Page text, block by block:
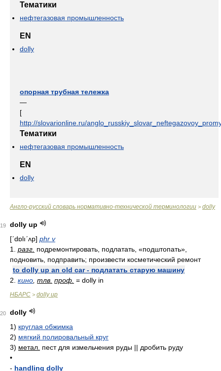
Тематики
нефтегазовая промышленность
EN
dolly
опорная трубная тележка
—
[
http://slovarionline.ru/
Тематики
нефтегазовая промышленность
EN
dolly
Англо-русский словарь нормативно-технической терминологии > dolly
19
dolly up
[ʹdɒlıʹʌp] phr v
1. разг. подремонтировать, подлатать, «подштопать»,
подновить, подправить; произвести косметический ремонт
to dolly up an old car - подлатать старую машину
2. кино тлв. проф. = dolly in
НБАРС > dolly up
20
dolly
1) круглая обжимка
2) мягкий полировальный круг
3) метал. пест для измельчения руды || дробить руду
•
- handling dolly